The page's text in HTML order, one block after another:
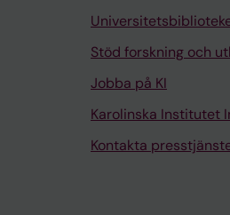
Stöd forskning och
Jobba på KI
Karolinska Institutet
Kontakta